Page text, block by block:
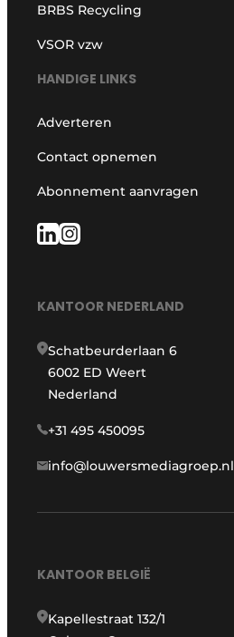
BRBS Recycling
VSOR vzw
HANDIGE LINKS
Adverteren
Contact opnemen
Abonnement aanvragen
KANTOOR NEDERLAND
Schatbeurderlaan 6
6002 ED Weert
Nederland
+31 495 450095
info@louwersmediagroep.nl
KANTOOR BELGIË
Kapellestraat 132/1